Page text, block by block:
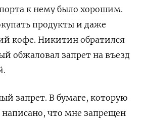
к нему было хорошим.
продукты и даже
кофе. Никитин обратился
обжаловал запрет на въезд
запрет. В бумаге, которую
что мне запрещен